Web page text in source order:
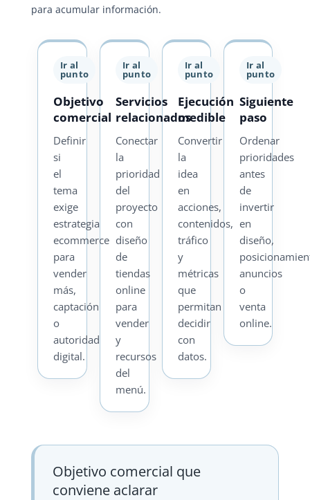
para acumular información.
Ir al
punto
Objetivo
comercial
Definir
si
el
tema
exige
estrategia
ecommerce
para
vender
más,
captación
o
autoridad
digital.
Ir al
punto
Servicios
relacionados
Conectar
la
prioridad
del
proyecto
con
diseño
de
tiendas
online
para
vender
y
recursos
del
menú.
Ir al
punto
Ejecución
medible
Convertir
la
idea
en
acciones,
contenidos,
tráfico
y
métricas
que
permitan
decidir
con
datos.
Ir al
punto
Siguiente
paso
Ordenar
prioridades
antes
de
invertir
en
diseño,
anuncios
o
venta
online.
Objetivo comercial que
conviene aclarar